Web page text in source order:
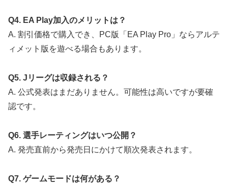
Q4. EA Play加入のメリットは？
A. 割引価格で購入でき、PC版「EA Play Pro」ならアルテ
ィメット版を遊べる場合もあります。
Q5. Jリーグは収録される？
A. 公式発表はまだありません。可能性は高いですが要確
認です。
Q6. 選手レーティングはいつ公開？
A. 発売直前から発売日にかけて順次発表されます。
Q7. ゲームモードは何がある？